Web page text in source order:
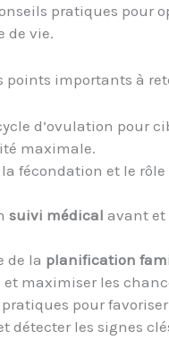
pratiques pour
de vie.
points importants à
d’ovulation pour
maximale.
fécondation et le
suivi médical avant
de la planification
et maximiser les
pratiques pour
détecter les signes